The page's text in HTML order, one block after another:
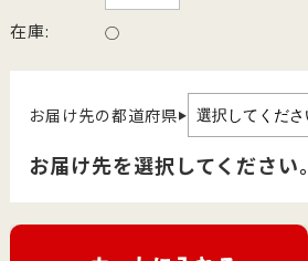
在庫: ○
お届け先の都道府県▶
お届け先を選択してください。